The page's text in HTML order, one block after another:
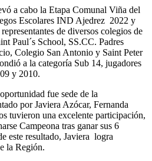
a cabo la Etapa Comunal Viña del
Escolares IND Ajedrez 2022 y
de diversos colegios de
Paul´s School, SS.CC. Padres
Colegio San Antonio y Saint Peter
a la categoría Sub 14, jugadores
y 2010.
fue sede de la
por Javiera Azócar, Fernanda
tuvieron una excelente participación,
Campeona tras ganar sus 6
este resultado, Javiera logra
la Región.